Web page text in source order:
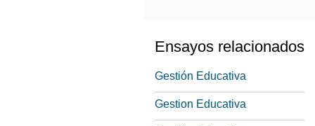
Ensayos relacionados
Gestión Educativa
Gestion Educativa